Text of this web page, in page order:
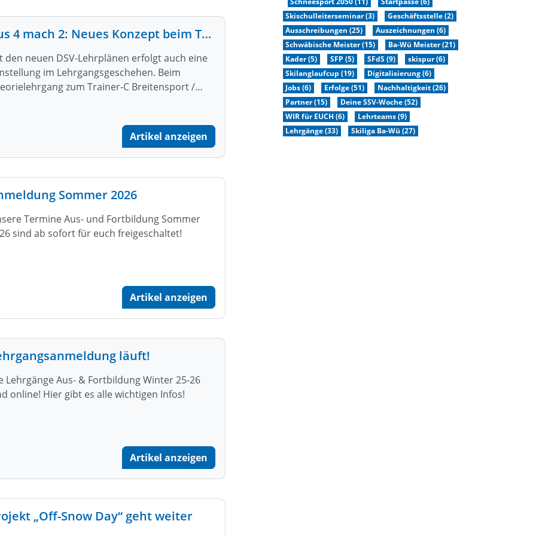
Aus 4 mach 2: Neues Konzept beim Theorie-LG
den neuen DSV-Lehrplänen erfolgt auch eine
im Lehrgangsgeschehen. Beim
zum Trainer-C Breitensport /…
Artikel anzeigen
Sommer 2026
Termine Aus- und Fortbildung Sommer
sind ab sofort für euch freigeschaltet!
Artikel anzeigen
läuft!
Lehrgänge Aus- & Fortbildung Winter 25-26
online! Hier gibt es alle wichtigen Infos!
Artikel anzeigen
„Off-Snow Day“ geht weiter
Skischulleiterseminar (3)
Geschäftsstelle (2)
Ausschreibungen (25)
Auszeichnungen (6)
Schwäbische Meister (15)
Ba-Wü Meister (21)
Kader (5)
SFP (5) SFdS (9)
skispur (6)
Skilanglaufcup (19)
Digitalisierung (6)
Jobs (6)
Erfolge (51)
Nachhaltigkeit (26)
Partner (15)
Deine SSV-Woche (52)
WIR für EUCH (6)
Lehrteams (9)
Lehrgänge (33)
Skiliga Ba-Wü (27)